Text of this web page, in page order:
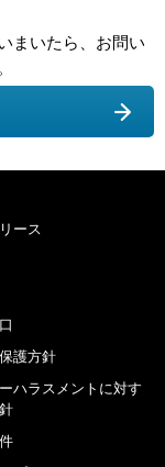
まいたら、お問い
ース
護方針
ハラスメントに対す